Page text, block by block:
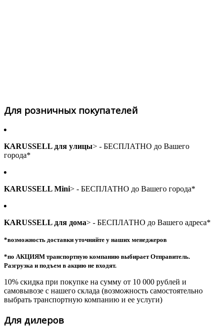
Для розничных покупателей
KARUSSELL для улицы> - БЕСПЛАТНО до Вашего
города*
KARUSSELL Mini> - БЕСПЛАТНО до Вашего города*
KARUSSELL для дома> - БЕСПЛАТНО до Вашего адреса*
*возможность доставки уточняйте у наших менеджеров
*по АКЦИЯМ транспортную компанию выбирает Отправитель.
Разгрузка и подъем в акцию не входят.
10% скидка при покупке на сумму от 10 000 рублей и
самовывозе с нашего склада (возможность самостоятельно
выбрать транспортную компанию и ее услуги)
Для дилеров